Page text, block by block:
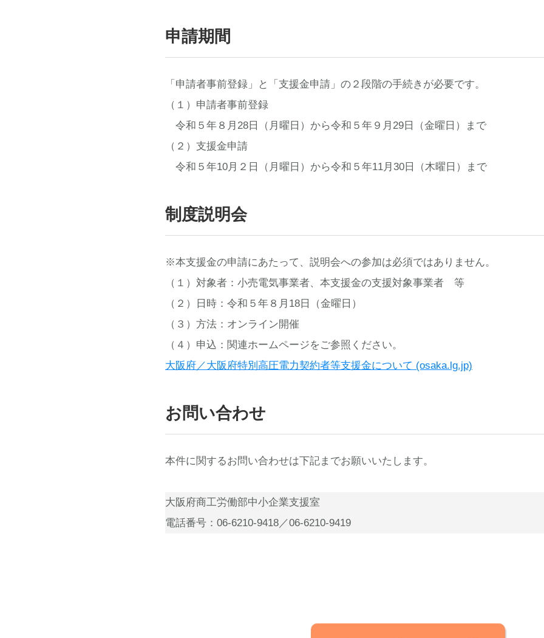
申請期間
「申請者事前登録」と「支援金申請」の２段階の手続きが必要です。
（１）申請者事前登録
令和５年８月28日（月曜日）から令和５年９月29日（金曜日）まで
（２）支援金申請
令和５年10月２日（月曜日）から令和５年11月30日（木曜日）まで
制度説明会
※本支援金の申請にあたって、説明会への参加は必須ではありません。
（１）対象者：小売電気事業者、本支援金の支援対象事業者 等
（２）日時：令和５年８月18日（金曜日）
（３）方法：オンライン開催
（４）申込：関連ホームページをご参照ください。
大阪府／大阪府特別高圧電力契約者等支援金について (osaka.lg.jp)
お問い合わせ
本件に関するお問い合わせは下記までお願いいたします。
大阪府商工労働部中小企業支援室
電話番号：06-6210-9418／06-6210-9419